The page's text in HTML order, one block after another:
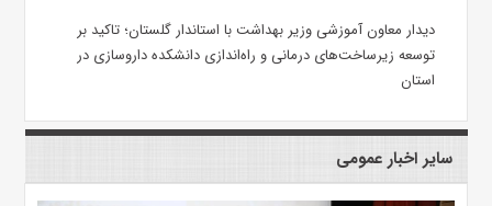
دیدار معاون آموزشی وزیر بهداشت با استاندار گلستان؛ تاکید بر
توسعه زیرساخت‌های درمانی و راه‌اندازی دانشکده داروسازی در
استان
سایر اخبار عمومی